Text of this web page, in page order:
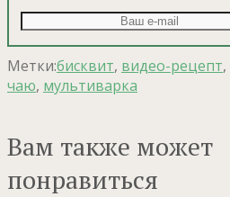
Метки:бисквит, видео-рецепт,
чаю, мультиварка
Вам также может
понравиться